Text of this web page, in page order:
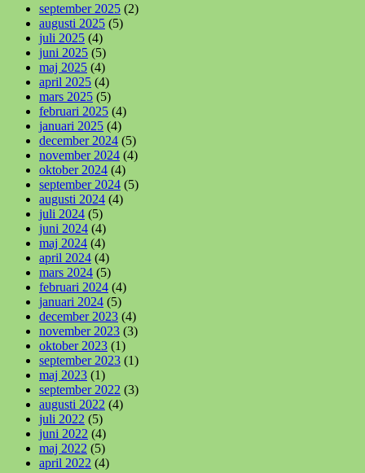
september 2025 (2)
augusti 2025 (5)
juli 2025 (4)
juni 2025 (5)
maj 2025 (4)
april 2025 (4)
mars 2025 (5)
februari 2025 (4)
januari 2025 (4)
december 2024 (5)
november 2024 (4)
oktober 2024 (4)
september 2024 (5)
augusti 2024 (4)
juli 2024 (5)
juni 2024 (4)
maj 2024 (4)
april 2024 (4)
mars 2024 (5)
februari 2024 (4)
januari 2024 (5)
december 2023 (4)
november 2023 (3)
oktober 2023 (1)
september 2023 (1)
maj 2023 (1)
september 2022 (3)
augusti 2022 (4)
juli 2022 (5)
juni 2022 (4)
maj 2022 (5)
april 2022 (4)